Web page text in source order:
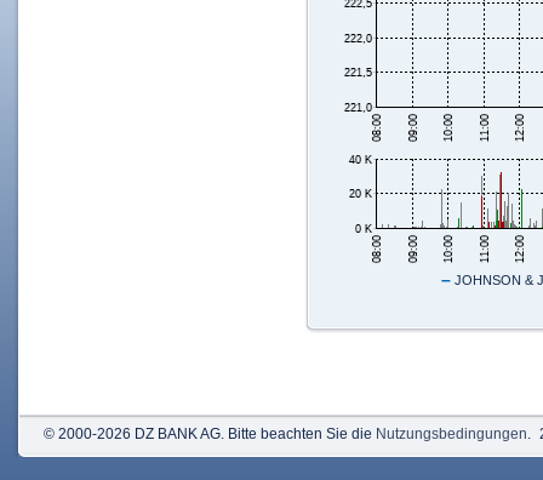
–JOHNSON &
© 2000-2026 DZ BANK AG. Bitte beachten Sie die Nutzungsbedingungen.